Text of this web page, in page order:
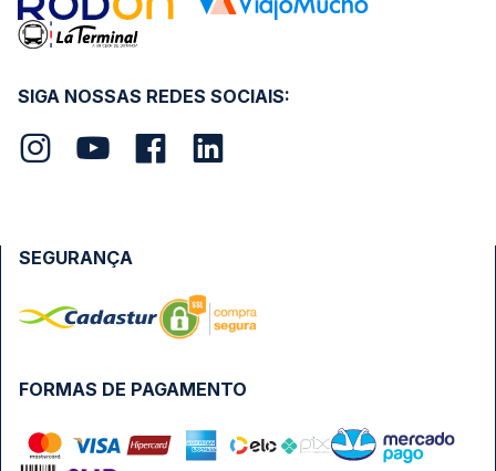
SIGA NOSSAS REDES SOCIAIS:
FORMAS DE PAGAMENTO
SEGURANÇA